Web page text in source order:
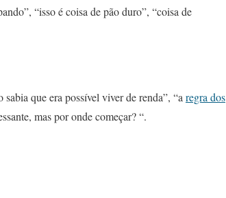
“isso é coisa de pão duro”, “coisa de
que era possível viver de renda”, “a regra dos
mas por onde começar? “.